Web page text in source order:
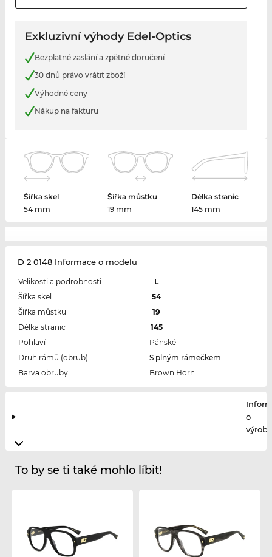
Exkluzivní výhody Edel-Optics
Bezplatné zaslání a zpětné doručení
30 dnů právo vrátit zboží
Výhodné ceny
Nákup na fakturu
Šířka skel
54 mm
Šířka můstku
19 mm
Délka stranic
145 mm
D 2 0148 Informace o modelu
Velikosti a podrobnosti
L
Šířka skel
54
Šířka můstku
19
Délka stranic
145
Pohlaví
Pánské
Druh rámů (obrub)
S plným rámečkem
Barva obruby
Brown Horn
o
To by se ti také mohlo líbit!